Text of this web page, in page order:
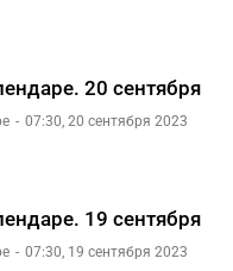
20 сентября
07:30, 20 сентября 2023
19 сентября
07:30, 19 сентября 2023